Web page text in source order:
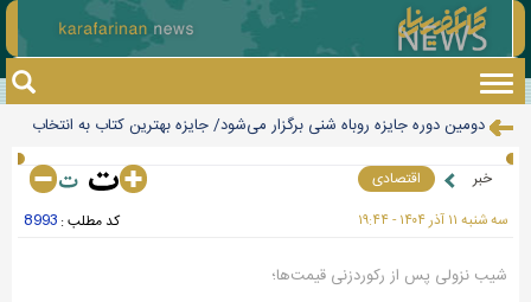
Toggle
navigation
دومین دوره جایزه روباه شنی برگزار می‌شود/ جایزه بهترین کتاب به انتخاب
نوجوانان
رحمان عموزاد تنها صدرنشین برترین آزادکاران جهان
تکذیب شایعه «معافیت سربازان فراری»
جهان با افزایش قیمت مواد غذایی مواجه است
طلا رکورد هفت هفته ای خود را شکست
خبر اقتصادی
سه شنبه ۱۱ آذر ۱۴۰۴ - ۱۹:۴۴ کد مطلب : 8993
شیب نزولی پس از رکوردزنی قیمت‌ها؛